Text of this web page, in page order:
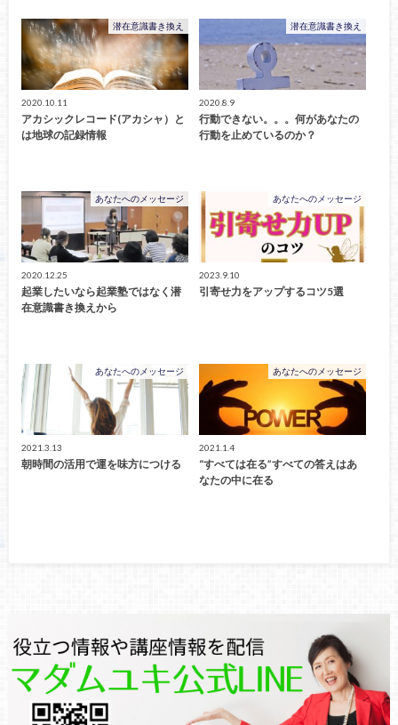
潜在意識書き換え
2020.10.11
アカシックレコード(アカシャ）と
は地球の記録情報
潜在意識書き換え
2020.8.9
行動できない。。。何があなたの
行動を止めているのか？
あなたへのメッセージ
2020.12.25
起業したいなら起業塾ではなく潜
在意識書き換えから
あなたへのメッセージ
2023.9.10
引寄せ力をアップするコツ5選
あなたへのメッセージ
2021.3.13
朝時間の活用で運を味方につける
あなたへのメッセージ
2021.1.4
“すべては在る”すべての答えはあ
なたの中に在る